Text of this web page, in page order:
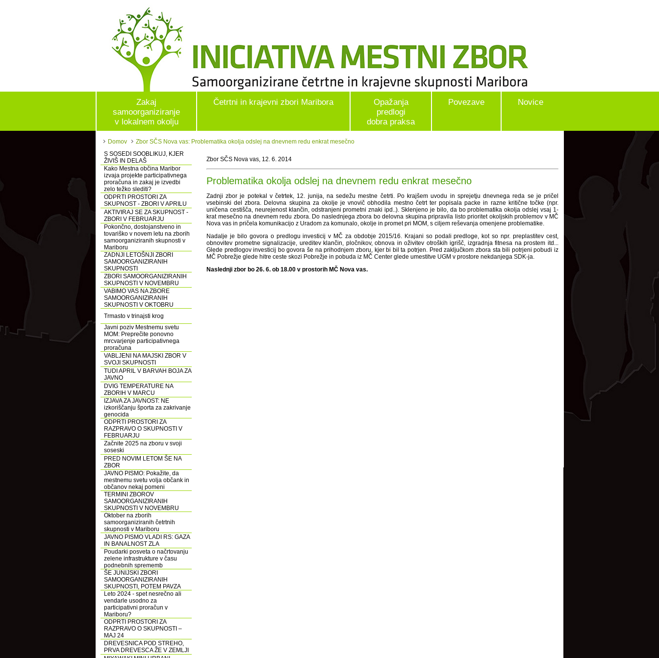
Zakaj
samoorganiziranje
v lokalnem okolju
Četrtni in krajevni zbori Maribora
Opažanja
predlogi
dobra praksa
Povezave Novice
Domov
Zbor SČS Nova vas: Problematika okolja odslej na dnevnem redu enkrat mesečno
S SOSEDI SOOBLIKUJ, KJER
ŽIVIŠ IN DELAŠ
Kako Mestna občina Maribor
izvaja projekte participativnega
proračuna in zakaj je izvedbi
zelo težko slediti?
ODPRTI PROSTORI ZA
SKUPNOST - ZBORI V APRILU
AKTIVIRAJ SE ZA SKUPNOST -
ZBORI V FEBRUARJU
Pokončno, dostojanstveno in
tovariško v novem letu na zborih
samoorganiziranih skupnosti v
Mariboru
ZADNJI LETOŠNJI ZBORI
SAMOORGANIZIRANIH
SKUPNOSTI
ZBORI SAMOORGANIZIRANIH
SKUPNOSTI V NOVEMBRU
VABIMO VAS NA ZBORE
SAMOORGANIZIRANIH
SKUPNOSTI V OKTOBRU
Trmasto v trinajsti krog
Javni poziv Mestnemu svetu
MOM: Preprečite ponovno
mrcvarjenje participativnega
proračuna
VABLJENI NA MAJSKI ZBOR V
SVOJI SKUPNOSTI
TUDI APRIL V BARVAH BOJA ZA
JAVNO
DVIG TEMPERATURE NA
ZBORIH V MARCU
IZJAVA ZA JAVNOST: NE
izkoriščanju športa za zakrivanje
genocida
ODPRTI PROSTORI ZA
RAZPRAVO O SKUPNOSTI V
FEBRUARJU
Začnite 2025 na zboru v svoji
soseski
PRED NOVIM LETOM ŠE NA
ZBOR
JAVNO PISMO: Pokažite, da
mestnemu svetu volja občank in
občanov nekaj pomeni
TERMINI ZBOROV
SAMOORGANIZIRANIH
SKUPNOSTI V NOVEMBRU
Oktober na zborih
samoorganiziranih četrtnih
skupnosti v Mariboru
JAVNO PISMO VLADI RS: GAZA
IN BANALNOST ZLA
Poudarki posveta o načrtovanju
zelene infrastrukture v času
podnebnih sprememb
ŠE JUNIJSKI ZBORI
SAMOORGANIZIRANIH
SKUPNOSTI, POTEM PAVZA
Leto 2024 - spet nesrečno ali
vendarle usodno za
participativni proračun v
Mariboru?
ODPRTI PROSTORI ZA
RAZPRAVO O SKUPNOSTI –
MAJ 24
DREVESNICA POD STREHO,
PRVA DREVESCA ŽE V ZEMLJI
Zbor SČS Nova vas, 12. 6. 2014
Problematika okolja odslej na dnevnem redu enkrat mesečno
Zadnji zbor je potekal v četrtek, 12. junija, na sedežu mestne četrti. Po krajšem uvodu in sprejetju dnevnega reda se je pričel
vsebinski del zbora. Delovna skupina za okolje je vnovič obhodila mestno četrt ter popisala packe in razne kritične točke (npr.
uničena cestišča, neurejenost klančin, odstranjeni prometni znaki ipd..). Sklenjeno je bilo, da bo problematika okolja odslej vsaj 1-
krat mesečno na dnevnem redu zbora. Do naslednjega zbora bo delovna skupina pripravila listo prioritet okoljskih problemov v MČ
Nova vas in pričela komunikacijo z Uradom za komunalo, okolje in promet pri MOM, s ciljem reševanja omenjene problematike.
Nadalje je bilo govora o predlogu investicij v MČ za obdobje 2015/16. Krajani so podali predloge, kot so npr. preplastitev cest,
obnovitev prometne signalizacije, ureditev klančin, pločnikov, obnova in oživitev otroških igrišč, izgradnja fitnesa na prostem itd...
Glede predlogov investicij bo govora še na prihodnjem zboru, kjer bi bil ta potrjen. Pred zaključkom zbora sta bili potrjeni pobudi iz
MČ Pobrežje glede hitre ceste skozi Pobrežje in pobuda iz MČ Center glede umestitve UGM v prostore nekdanjega SDK-ja.
Naslednji zbor bo 26. 6. ob 18.00 v prostorih MČ Nova vas.